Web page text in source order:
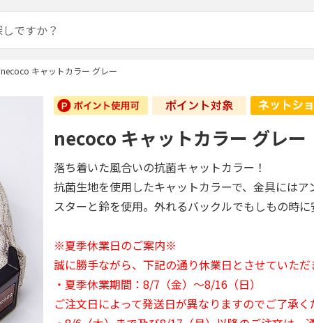
necoco キャットカラー グレー
necoco キャットカラー グレー
落ち着いた風合いの抗菌キャットカラー！
抗菌生地を使用したキャットカラーで、金具にはア
スターと鈴を使用。外れるバックルでもしもの時に
※夏季休業日のご案内※
誠に勝手ながら、下記の通り休業日とさせていただ
・夏季休業期間：8/7（金）～8/16（日）
ご注文日によって発送日が異なりますのでご了承く